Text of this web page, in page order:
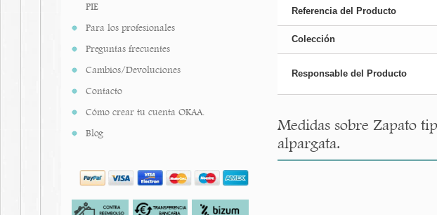
PIE
Para los profesionales
Preguntas frecuentes
Cambios/Devoluciones
Contacto
Cómo crear tu cuenta OKAA.
Blog
Referencia del Producto
Colección
Responsable del Producto
Medidas sobre Zapato
alpargata.